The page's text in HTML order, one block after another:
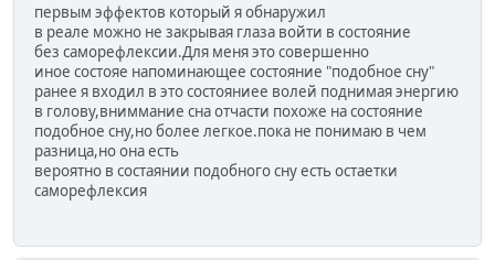
первым эффектов который я обнаружил
в реале можно не закрывая глаза войти в состояние
без саморефлексии.Для меня это совершенно
иное состояе напоминающее состояние "подобное сну"
ранее я входил в это состояниее волей поднимая энергию
в голову,вниммание сна отчасти похоже на состояние
подобное сну,но более легкое.пока не понимаю в чем
разница,но она есть
вероятно в состаянии подобного сну есть остаетки
саморефлексия